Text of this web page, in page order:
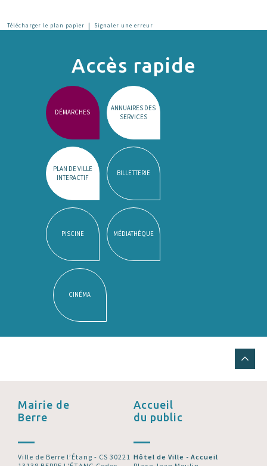
Télécharger le plan papier | Signaler une erreur
Accès rapide
DÉMARCHES
ANNUAIRES DES
SERVICES
PLAN DE VILLE
INTERACTIF
BILLETTERIE
PISCINE MÉDIATHÈQUE
CINÉMA
Mairie de
Berre
Ville de Berre l’Étang - CS 30221
Accueil
du public
Hôtel de Ville - Accueil